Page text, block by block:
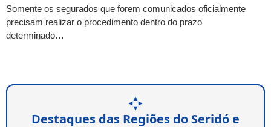
Somente os segurados que forem comunicados oficialmente
precisam realizar o procedimento dentro do prazo
determinado…
Destaques das Regiões do Seridó e